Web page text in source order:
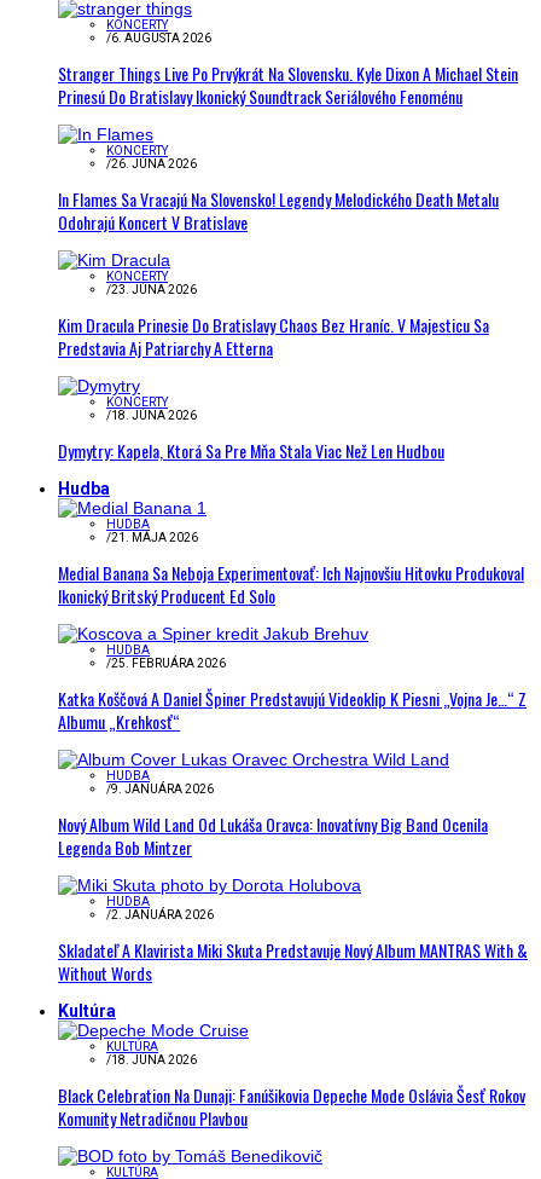
KONCERTY
/6. AUGUSTA 2026
Stranger Things Live Po Prvýkrát Na Slovensku. Kyle Dixon A Michael Stein
Prinesú Do Bratislavy Ikonický Soundtrack Seriálového Fenoménu
KONCERTY
/26. JÚNA 2026
In Flames Sa Vracajú Na Slovensko! Legendy Melodického Death Metalu
Odohrajú Koncert V Bratislave
KONCERTY
/23. JÚNA 2026
Kim Dracula Prinesie Do Bratislavy Chaos Bez Hraníc. V Majesticu Sa
Predstavia Aj Patriarchy A Etterna
KONCERTY
/18. JÚNA 2026
Dymytry: Kapela, Ktorá Sa Pre Mňa Stala Viac Než Len Hudbou
Hudba
HUDBA
/21. MÁJA 2026
Medial Banana Sa Neboja Experimentovať: Ich Najnovšiu Hitovku Produkoval
Ikonický Britský Producent Ed Solo
HUDBA
/25. FEBRUÁRA 2026
Katka Koščová A Daniel Špiner Predstavujú Videoklip K Piesni „Vojna Je…“ Z
Albumu „Krehkosť“
HUDBA
/9. JANUÁRA 2026
Nový Album Wild Land Od Lukáša Oravca: Inovatívny Big Band Ocenila
Legenda Bob Mintzer
HUDBA
/2. JANUÁRA 2026
Skladateľ A Klavirista Miki Skuta Predstavuje Nový Album MANTRAS With &
Without Words
Kultúra
KULTÚRA
/18. JÚNA 2026
Black Celebration Na Dunaji: Fanúšikovia Depeche Mode Oslávia Šesť Rokov
Komunity Netradičnou Plavbou
KULTÚRA